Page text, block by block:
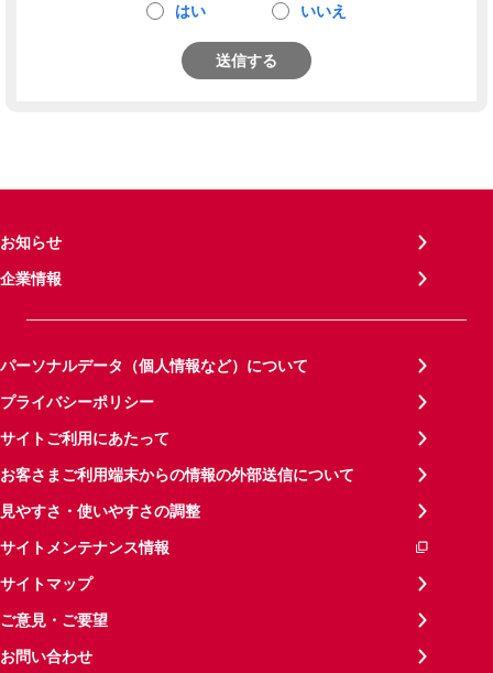
はい いいえ
送信する
お知らせ
企業情報
パーソナルデータ（個人情報など）について
プライバシーポリシー
サイトご利用にあたって
お客さまご利用端末からの情報の外部送信について
見やすさ・使いやすさの調整
サイトメンテナンス情報
サイトマップ
ご意見・ご要望
お問い合わせ